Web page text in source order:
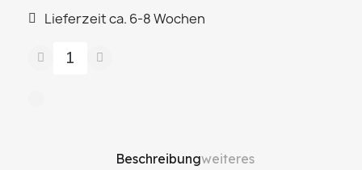
Lieferzeit ca. 6-8 Wochen
Beschreibungweiteres